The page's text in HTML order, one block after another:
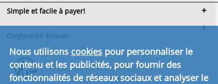
Simple et facile à payer!
Cliquez ici pour en savoir plus.
Nous utilisons cookiespour personnaliser le
contenu et les publicités, pour fournir des
fonctionnalités de réseaux sociaux et analyser le